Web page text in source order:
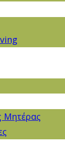
Μητέρας